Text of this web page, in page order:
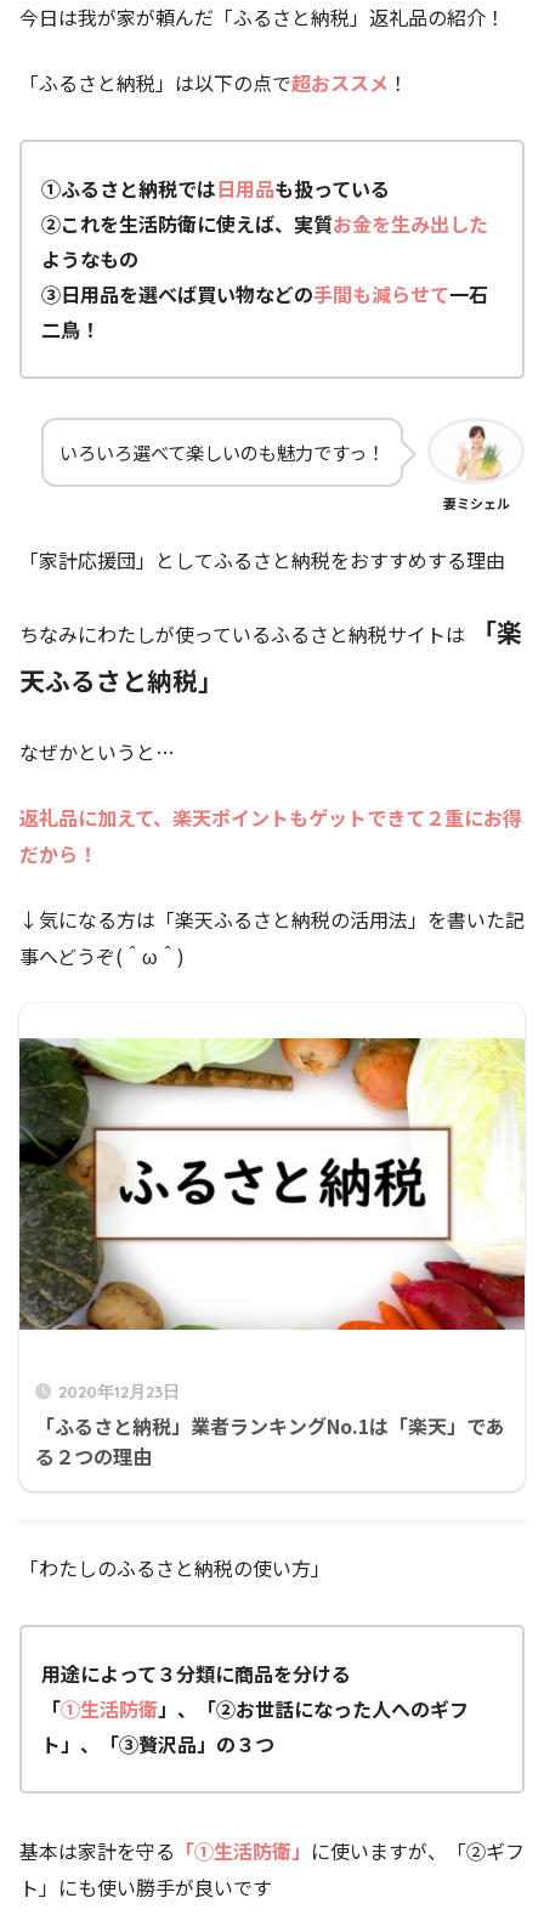
今日は我が家が頼んだ「ふるさと納税」返礼品の紹介！
「ふるさと納税」は以下の点で超おススメ ！
①ふるさと納税では日用品も扱っている
②これを生活防衛に使えば、実質お金を生み出した
ようなもの
③日用品を選べば買い物などの手間も減らせて一石
二鳥！
いろいろ選べて楽しいのも魅力ですっ！
妻ミシェル
「家計応援団」としてふるさと納税をおすすめする理由
ちなみにわたしが使っているふるさと納税サイトは
「楽
天ふるさと納税」
なぜかというと…
返礼品に加えて、楽天ポイントもゲットできて２重にお得
だから！
↓気になる方は「楽天ふるさと納税の活用法」を書いた記
事へどうぞ(＾ω＾)
2020年12月23日
「ふるさと納税」業者ランキングNo.1は「楽天」であ
る２つの理由
「わたしのふるさと納税の使い方」
用途によって３分類に商品を分ける
「①生活防衛 」、「②お世話になった人へのギフ
ト」、「③贅沢品」の３つ
基本は家計を守る 「①生活防衛」 に使いますが、「②ギフ
ト」にも使い勝手が良いです